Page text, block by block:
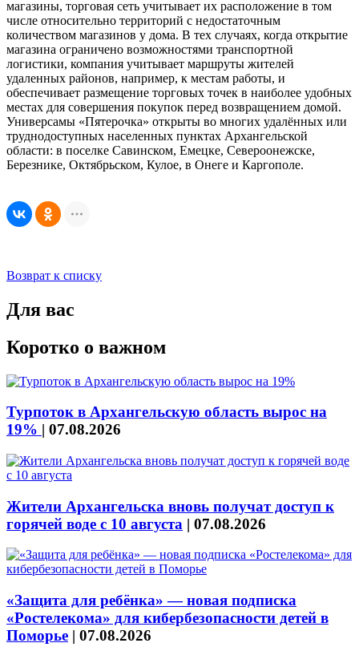
магазины, торговая сеть учитывает их расположение в том
числе относительно территорий с недостаточным
количеством магазинов у дома. В тех случаях, когда открытие
магазина ограничено возможностями транспортной
логистики, компания учитывает маршруты жителей
удаленных районов, например, к местам работы, и
обеспечивает размещение торговых точек в наиболее удобных
местах для совершения покупок перед возвращением домой.
Универсамы «Пятерочка» открыты во многих удалённых или
труднодоступных населенных пунктах Архангельской
области: в поселке Савинском, Емецке, Североонежске,
Березнике, Октябрьском, Кулое, в Онеге и Каргополе.
Возврат к списку
Для вас
Коротко о важном
Турпоток в Архангельскую область вырос на
19% | 07.08.2026
Жители Архангельска вновь получат доступ к
горячей воде с 10 августа | 07.08.2026
«Защита для ребёнка» — новая подписка
«Ростелекома» для кибербезопасности детей в
Поморье | 07.08.2026